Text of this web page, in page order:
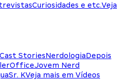
Curiosidades e etc.Veja
StoriesNerdologiaDepois
Jovem Nerd
Sr. KVeja mais em Vídeos